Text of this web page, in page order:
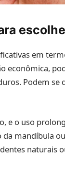
em
econômica,
Podem se
e o uso
mandíbula
naturais